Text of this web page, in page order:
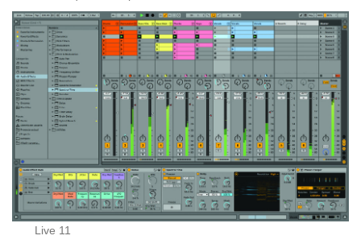
Live 11